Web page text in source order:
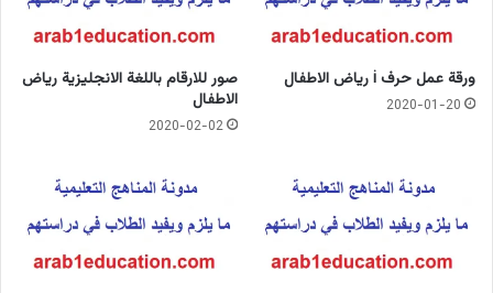
ورقة عمل حرف i رياض الاطفال
2020-01-20
صور للارقام باللغة الانجليزية رياض
الاطفال
2020-02-02